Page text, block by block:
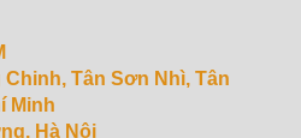
Tân Sơn Nhì, Tân
Minh
Hà Nội